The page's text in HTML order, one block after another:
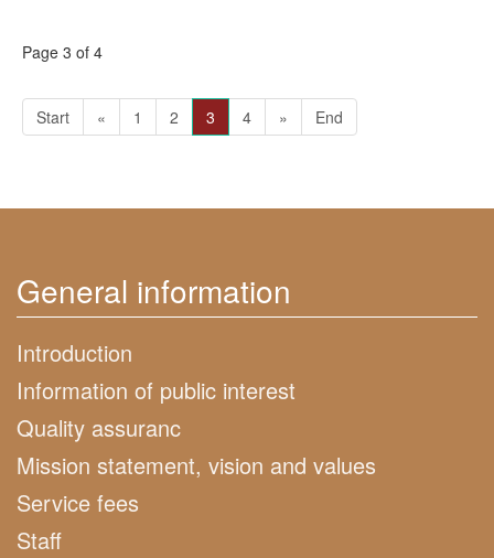
Page 3 of 4
Start « 1 2 3 4 » End
General information
Introduction
Information of public interest
Quality assuranc
Mission statement, vision and values
Service fees
Staff